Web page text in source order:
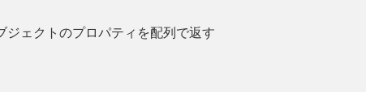
ジェクトのプロパティを配列で返す